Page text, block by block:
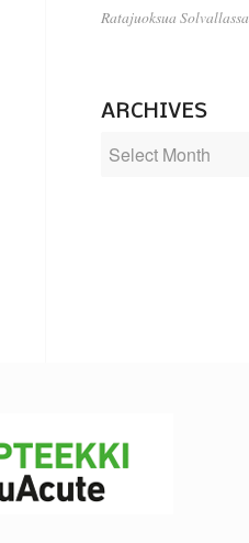
Ratajuoksua Solvallassa
ARCHIVES